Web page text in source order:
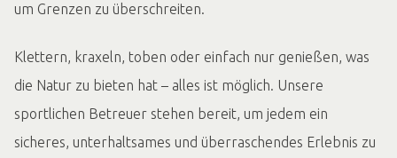
um Grenzen zu überschreiten.
Klettern, kraxeln, toben oder einfach nur genießen, was
die Natur zu bieten hat – alles ist möglich. Unsere
sportlichen Betreuer stehen bereit, um jedem ein
sicheres, unterhaltsames und überraschendes Erlebnis zu